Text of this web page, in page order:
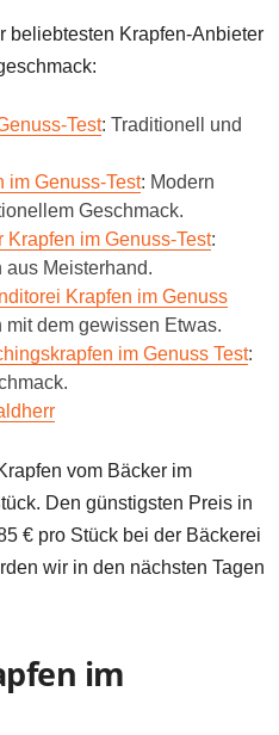
beliebtesten Krapfen-Anbieter
Test: Traditionell und
im Genuss-Test: Modern
Geschmack.
Krapfen im Genuss-Test:
aus Meisterhand.
Krapfen im Genuss
dem gewissen Etwas.
im Genuss Test:
vom Bäcker im
Den günstigsten Preis in
€ pro Stück bei der Bäckerei
wir in den nächsten Tagen
im